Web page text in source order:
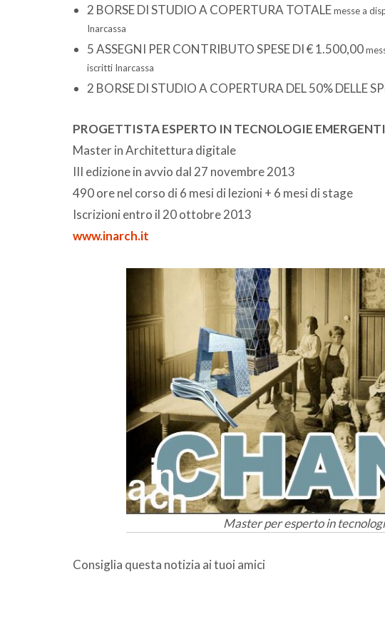
2 BORSE DI STUDIO A COPERTURA TOTALEmesse a
Inarcassa
5 ASSEGNI PER CONTRIBUTO SPESE DI € 1.500,00
iscritti Inarcassa
2 BORSE DI STUDIO A COPERTURA DEL 50% DELLE
PROGETTISTA ESPERTO IN TECNOLOGIE EMERGENTI
Master in Architettura digitale
III edizione in avvio dal 27 novembre 2013
490 ore nel corso di 6 mesi di lezioni + 6 mesi di stage
Iscrizioni entro il 20 ottobre 2013
www.inarch.it
Master per esperto in
Consiglia questa notizia ai tuoi amici